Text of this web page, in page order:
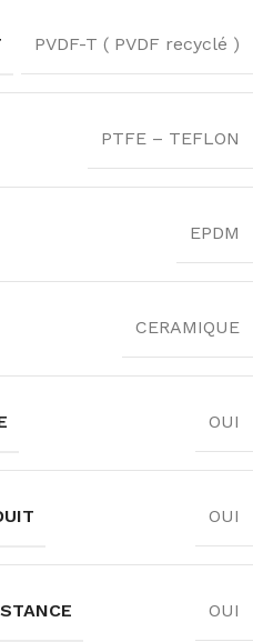
PVDF-T ( PVDF recyclé )
PTFE – TEFLON
EPDM
CERAMIQUE
OUI
OUI
OUI